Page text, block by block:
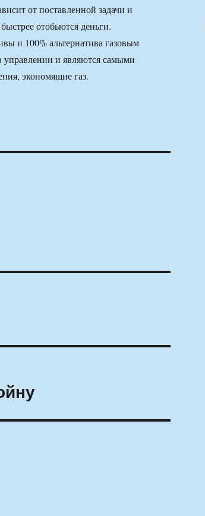
от поставленной задачи и
отобьются деньги.
и 100% альтернатива газовым
управлении и являются самыми
экономящие газ.